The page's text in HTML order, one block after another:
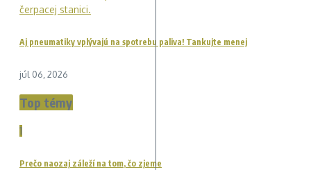
Aj pneumatiky vplývajú na spotrebu paliva! Tankujte menej
júl 06, 2026
Top témy
1
Prečo naozaj záleží na tom, čo zjeme